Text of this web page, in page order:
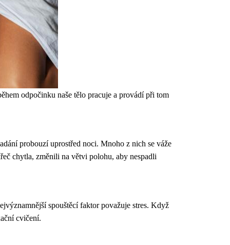
odpočinku naše tělo pracuje a provádí při tom
probouzí uprostřed noci. Mnoho z nich se váže
chytla, změnili na větvi polohu, aby nespadli
spouštěcí faktor považuje stres. Když
cvičení.